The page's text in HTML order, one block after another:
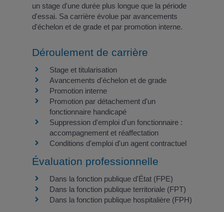
un stage d'une durée plus longue que la période
d'essai. Sa carrière évolue par avancements
d'échelon et de grade et par promotion interne.
Déroulement de carrière
Stage et titularisation
Avancements d'échelon et de grade
Promotion interne
Promotion par détachement d'un
fonctionnaire handicapé
Suppression d'emploi d'un fonctionnaire :
accompagnement et réaffectation
Conditions d'emploi d'un agent contractuel
Évaluation professionnelle
Dans la fonction publique d'État (FPE)
Dans la fonction publique territoriale (FPT)
Dans la fonction publique hospitalière (FPH)